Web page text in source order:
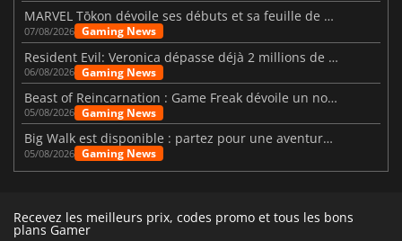
MARVEL Tōkon dévoile ses débuts et sa feuille de route
07/08/2026 Gaming News
Resident Evil: Veronica dépasse déjà 2 millions de wishlists
06/08/2026 Gaming News
Beast of Reincarnation : Game Freak dévoile un nouveau pari
05/08/2026 Gaming News
Big Walk est disponible : partez pour une aventure entre amis
05/08/2026 Gaming News
Recevez les meilleurs prix, codes promo et tous les bons
plans Gamer